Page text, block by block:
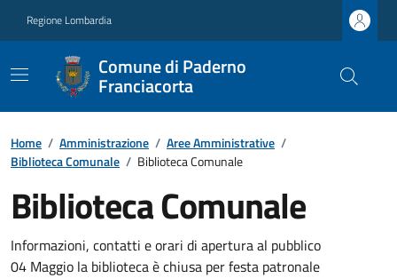
Regione Lombardia
Comune di Paderno
Franciacorta
Home / Amministrazione / Aree Amministrative /
Biblioteca Comunale / Biblioteca Comunale
Biblioteca Comunale
Informazioni, contatti e orari di apertura al pubblico
04 Maggio la biblioteca è chiusa per festa patronale